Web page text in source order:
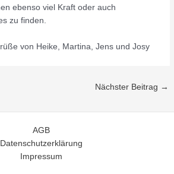
ebenso viel Kraft oder auch
zu finden.
von Heike, Martina, Jens und Josy
Nächster Beitrag →
AGB
Datenschutzerklärung
Impressum